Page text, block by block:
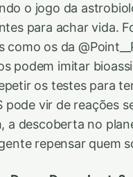
o jogo da
para achar vida.
como os da
podem imitar
os testes para
pode vir de reações
a descoberta no
repensar quem